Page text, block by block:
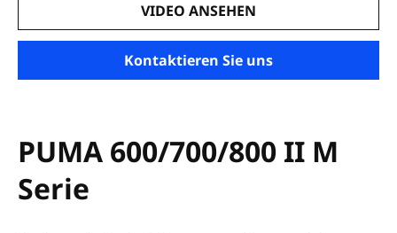
VIDEO ANSEHEN
Kontaktieren Sie uns
PUMA 600/700/800 II M
Serie